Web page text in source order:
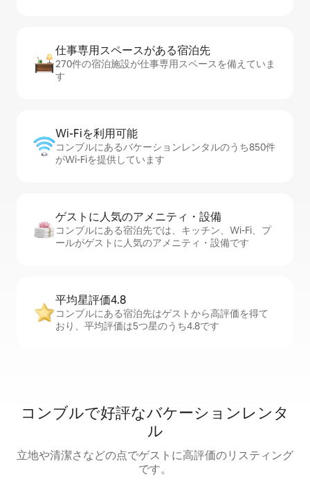
仕事専用ス⁠ペ⁠ー⁠スがあ⁠る宿⁠泊⁠先
270件の宿泊施設が仕事専用スペースを備えていま
す
Wi-Fiを利⁠用⁠可⁠能
コンブルにあるバケーションレンタルのうち850件
がWi-Fiを提供しています
ゲストに人⁠気⁠のア⁠メ⁠ニ⁠テ⁠ィ・設⁠備
コンブルにある宿泊先では、キッチン、Wi-Fi、プ
ールがゲストに人気のアメニティ・設備です
平均星評価4.8
コンブルにある宿泊先はゲストから高評価を得て
おり、平均評価は5つ星のうち4.8です
コンブルで好評なバケーションレンタ
ル
立地や清潔さなどの点でゲストに高評価のリスティング
です。